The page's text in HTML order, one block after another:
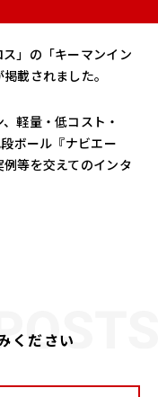
」の「キーマンイン
載されました。
軽量・低コスト・
ボール『ナビエー
等を交えてのインタ
ください